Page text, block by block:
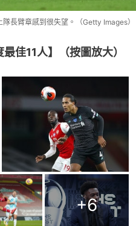
長臂章感到很失望。（Getty Images）
佳11人】（按圖放大）
+6